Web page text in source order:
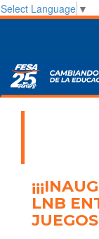
Select Language ▼
LNB